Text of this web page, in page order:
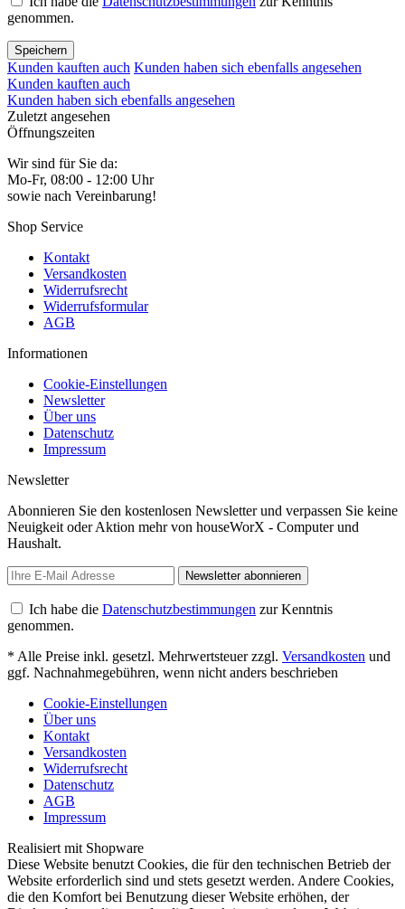
genommen.
Speichern
Kunden kauften auch Kunden haben sich ebenfalls angesehen
Kunden kauften auch
Kunden haben sich ebenfalls angesehen
Zuletzt angesehen
Öffnungszeiten
Wir sind für Sie da:
Mo-Fr, 08:00 - 12:00 Uhr
sowie nach Vereinbarung!
Shop Service
Kontakt
Versandkosten
Widerrufsrecht
Widerrufsformular
AGB
Informationen
Cookie-Einstellungen
Newsletter
Über uns
Datenschutz
Impressum
Newsletter
Abonnieren Sie den kostenlosen Newsletter und verpassen Sie keine
Neuigkeit oder Aktion mehr von houseWorX - Computer und
Haushalt.
Newsletter abonnieren
Ich habe die Datenschutzbestimmungen zur Kenntnis
genommen.
* Alle Preise inkl. gesetzl. Mehrwertsteuer zzgl. Versandkosten und
ggf. Nachnahmegebühren, wenn nicht anders beschrieben
Cookie-Einstellungen
Über uns
Kontakt
Versandkosten
Widerrufsrecht
Datenschutz
AGB
Impressum
Realisiert mit Shopware
Diese Website benutzt Cookies, die für den technischen Betrieb der
Website erforderlich sind und stets gesetzt werden. Andere Cookies,
die den Komfort bei Benutzung dieser Website erhöhen, der